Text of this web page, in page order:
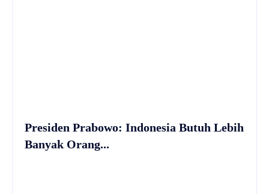
Presiden Prabowo: Indonesia Butuh Lebih
Banyak Orang...